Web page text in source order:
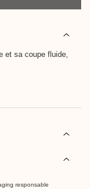
et sa coupe fluide,
responsable